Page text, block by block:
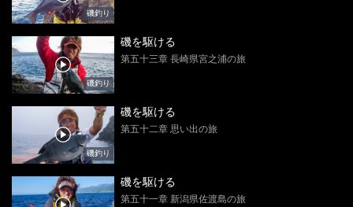
磯釣り
磯釣り
磯を駆ける
第五十三章 長崎県宮之浦の旅
磯釣り
磯を駆ける
第五十二章 思い出の旅
磯を駆ける
第五十一章 新潟県佐渡島の旅